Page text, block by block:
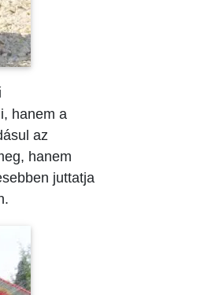
hanem a
az
hanem
juttatja